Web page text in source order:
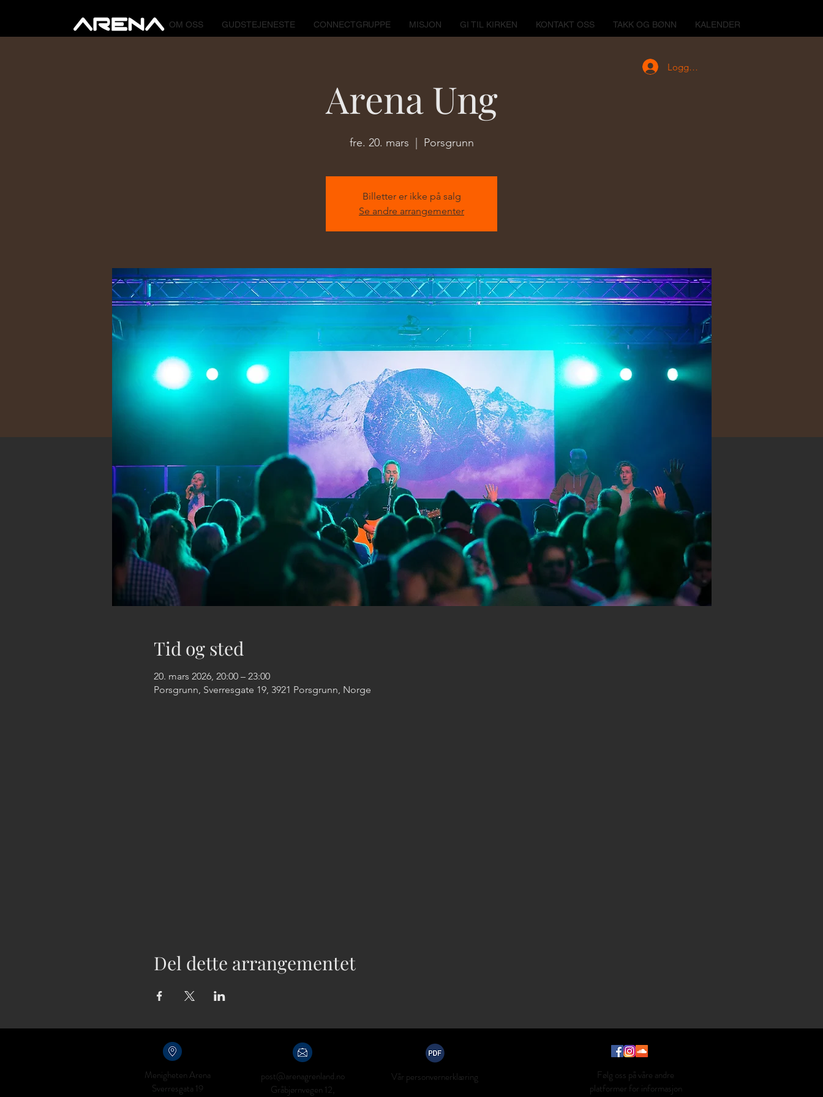
OM OSS GUDSTEJENESTE CONNECTGRUPPE MISJON GI TIL KIRKEN KONTAKT OSS TAKK OG BØNN KALENDER
Logg inn
Arena Ung
fre. 20. mars Porsgrunn
Billetter er ikke på salg
Se andre arrangementer
Tid og sted
20. mars 2026, 20:00 – 23:00
Porsgrunn, Sverresgate 19, 3921 Porsgrunn, Norge
Del dette arrangementet
Menigheten Arena
Sverresgata 19
post@arenagrenland.no
Gråbjørnvegen 12,
Vår personvernerklæring
Følg oss på våre andre
platformer for informasjon